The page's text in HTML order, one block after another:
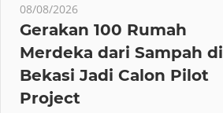
08/08/2026
Gerakan 100 Rumah
Merdeka dari Sampah di
Bekasi Jadi Calon Pilot
Project